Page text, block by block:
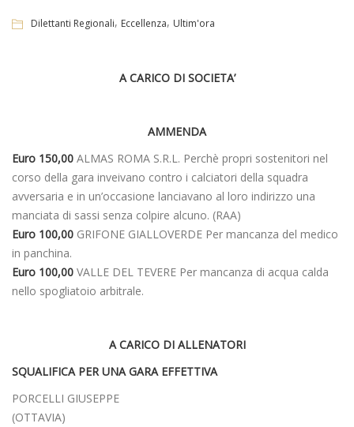
Dilettanti Regionali, Eccellenza, Ultim'ora
A CARICO DI SOCIETA’
AMMENDA
Euro 150,00 ALMAS ROMA S.R.L. Perchè propri sostenitori nel
corso della gara inveivano contro i calciatori della squadra
avversaria e in un’occasione lanciavano al loro indirizzo una
manciata di sassi senza colpire alcuno. (RAA)
Euro 100,00 GRIFONE GIALLOVERDE Per mancanza del medico
in panchina.
Euro 100,00 VALLE DEL TEVERE Per mancanza di acqua calda
nello spogliatoio arbitrale.
A CARICO DI ALLENATORI
SQUALIFICA PER UNA GARA EFFETTIVA
PORCELLI GIUSEPPE
(OTTAVIA)